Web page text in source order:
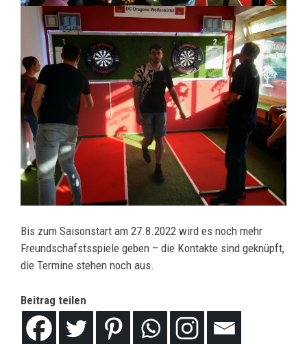
Bis zum Saisonstart am 27.8.2022 wird es noch mehr
Freundschafstsspiele geben – die Kontakte sind geknüpft,
die Termine stehen noch aus.
Beitrag teilen